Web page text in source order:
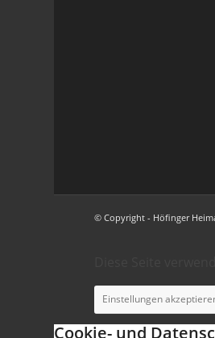
© Copyright - Höfinger
Einstellungen
Cookie- und